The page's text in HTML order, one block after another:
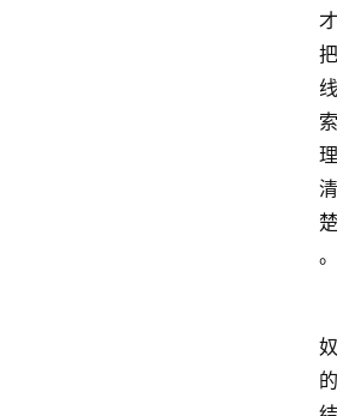
才
把
线
索
理
清
楚
。
奴
的